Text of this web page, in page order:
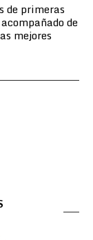
de primeras
de
mejores